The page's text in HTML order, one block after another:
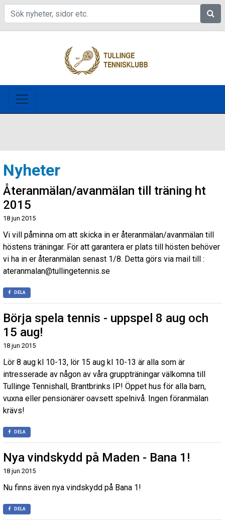
Sök
Nyheter
Återanmälan/avanmälan till träning ht
2015
18 jun 2015
Vi vill påminna om att skicka in er återanmälan/avanmälan till
höstens träningar. För att garantera er plats till hösten behöver
vi ha in er återanmälan senast 1/8. Detta görs via mail till :
ateranmalan@tullingetennis.se
DELA
Börja spela tennis - uppspel 8 aug och
15 aug!
18 jun 2015
Lör 8 aug kl 10-13, lör 15 aug kl 10-13 är alla som är
intresserade av någon av våra gruppträningar välkomna till
Tullinge Tennishall, Brantbrinks IP! Öppet hus för alla barn,
vuxna eller pensionärer oavsett spelnivå. Ingen föranmälan
krävs!
DELA
Nya vindskydd på Maden - Bana 1!
18 jun 2015
Nu finns även nya vindskydd på Bana 1!
DELA